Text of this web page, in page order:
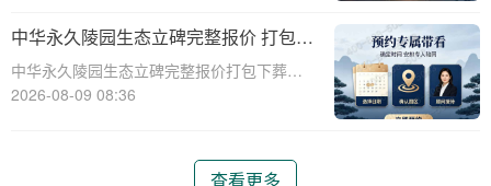
生老病死。当我们的亲人离开这个世界，留
下的是无尽的思念和缅怀。而中华
中华永久陵园生态立碑完整报价 打包下
葬服务同步享折扣详解
中华永久陵园生态立碑完整报价打包下葬服
务同步享折扣详解☎ 中华永久陵园电话:400-
服务。生态立碑作为一种新型的殡
2026-08-09 08:36
查看更多